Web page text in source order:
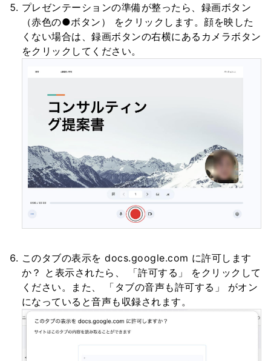
プレゼンテーションの準備が整ったら、録画ボタン
（赤色の●ボタン） をクリックします。顔を映した
くない場合は、録画ボタンの右横にあるカメラボタン
をクリックしてください。
このタブの表示を docs.google.com に許可します
か？ と表示されたら、 「許可する」 をクリックして
ください。また、 「タブの音声も許可する」 がオン
になっていると音声も収録されます。